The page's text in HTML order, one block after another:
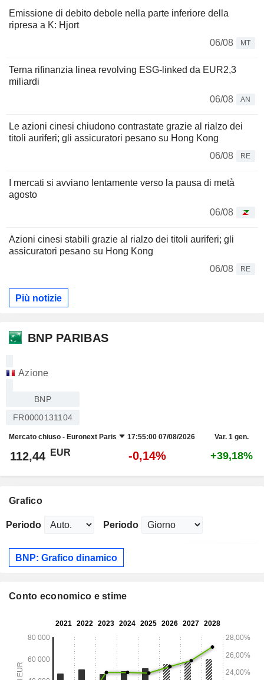
Emissione di debito debole nella parte inferiore della
ripresa a K: Hjort
06/08
MT
Terna rifinanzia linea revolving ESG-linked da EUR2,3
miliardi
06/08
AN
Le azioni cinesi chiudono contrastate grazie al rialzo dei
titoli auriferi; gli assicuratori pesano su Hong Kong
06/08
RE
I mercati si avviano lentamente verso la pausa di metà
agosto
06/08
Azioni cinesi stabili grazie al rialzo dei titoli auriferi; gli
assicuratori pesano su Hong Kong
06/08
RE
Più notizie
BNP PARIBAS
Azione
BNP
FR0000131104
Mercato chiuso - Euronext Paris 17:55:00 07/08/2026 Var. 1 gen.
112,44 EUR -0,14% +39,18%
Grafico
Periodo Periodo
BNP: Grafico dinamico
Conto economico e stime